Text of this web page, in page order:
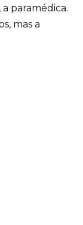
a paramédica.
mas a